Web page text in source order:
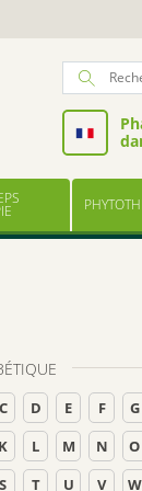
C D E F G
K L M N O
S T U V W